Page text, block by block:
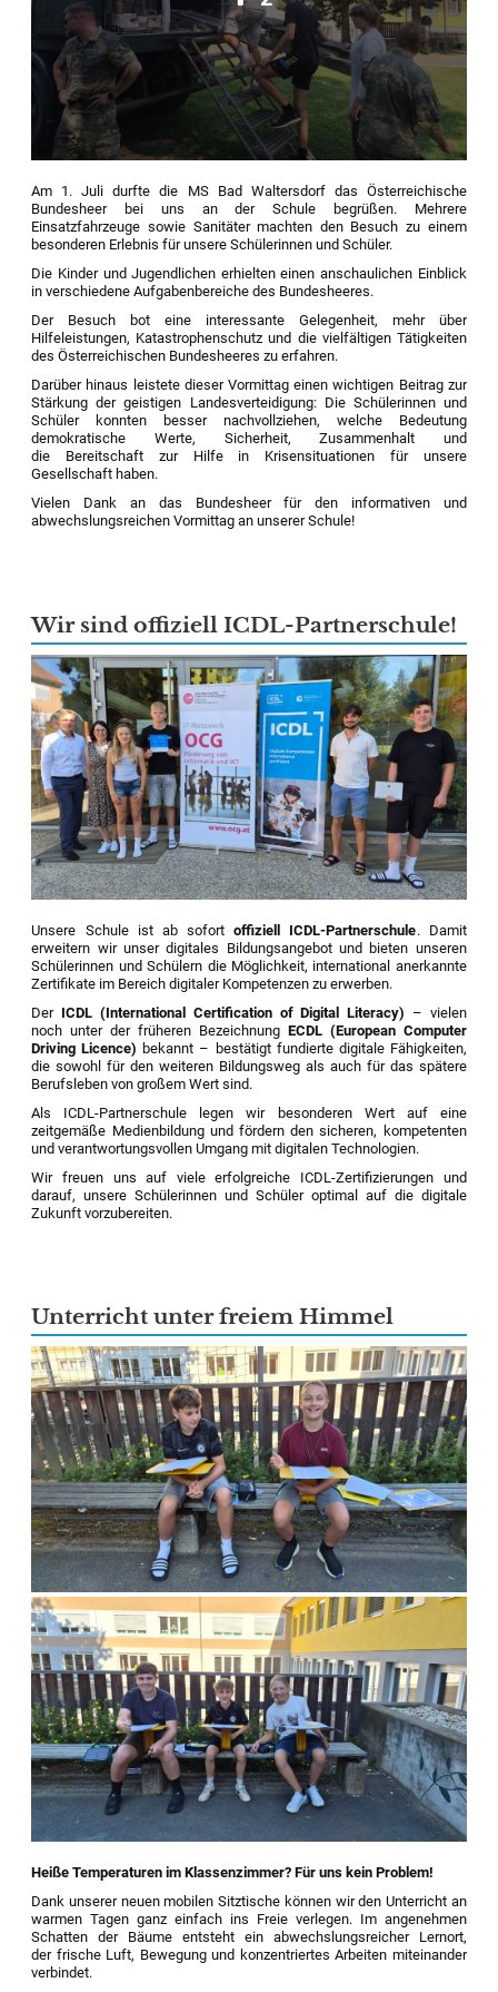
Am 1. Juli durfte die MS Bad Waltersdorf das Österreichische
Bundesheer bei uns an der Schule begrüßen. Mehrere
Einsatzfahrzeuge sowie Sanitäter machten den Besuch zu einem
besonderen Erlebnis für unsere Schülerinnen und Schüler.
Die Kinder und Jugendlichen erhielten einen anschaulichen Einblick
in verschiedene Aufgabenbereiche des Bundesheeres.
Der Besuch bot eine interessante Gelegenheit, mehr über
Hilfeleistungen, Katastrophenschutz und die vielfältigen Tätigkeiten
des Österreichischen Bundesheeres zu erfahren.
Darüber hinaus leistete dieser Vormittag einen wichtigen Beitrag zur
Stärkung der geistigen Landesverteidigung: Die Schülerinnen und
Schüler konnten besser nachvollziehen, welche Bedeutung
demokratische Werte, Sicherheit, Zusammenhalt und
die Bereitschaft zur Hilfe in Krisensituationen für unsere
Gesellschaft haben.
Vielen Dank an das Bundesheer für den informativen und
abwechslungsreichen Vormittag an unserer Schule!
Wir sind offiziell ICDL-Partnerschule!
Unsere Schule ist ab sofortoffiziell ICDL-Partnerschule. Damit
erweitern wir unser digitales Bildungsangebot und bieten unseren
Schülerinnen und Schülern die Möglichkeit, international anerkannte
Zertifikate im Bereich digitaler Kompetenzen zu erwerben.
Der ICDL (International Certification of Digital Literacy) – vielen
noch unter der früheren Bezeichnung ECDL (European Computer
Driving Licence) bekannt – bestätigt fundierte digitale Fähigkeiten,
die sowohl für den weiteren Bildungsweg als auch für das spätere
Berufsleben von großem Wert sind.
Als ICDL-Partnerschule legen wir besonderen Wert auf eine
zeitgemäße Medienbildung und fördern den sicheren, kompetenten
und verantwortungsvollen Umgang mit digitalen Technologien.
Wir freuen uns auf viele erfolgreiche ICDL-Zertifizierungen und
darauf, unsere Schülerinnen und Schüler optimal auf die digitale
Zukunft vorzubereiten.
Unterricht unter freiem Himmel
Heiße Temperaturen im Klassenzimmer? Für uns kein Problem!
Dank unserer neuen mobilen Sitztische können wir den Unterricht an
warmen Tagen ganz einfach ins Freie verlegen. Im angenehmen
Schatten der Bäume entsteht ein abwechslungsreicher Lernort,
der frische Luft, Bewegung und konzentriertes Arbeiten miteinander
verbindet.